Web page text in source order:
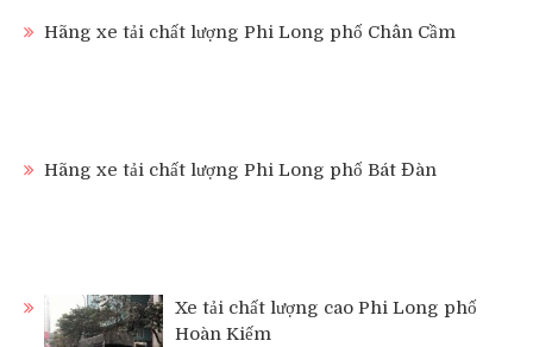
Hãng xe tải chất lượng Phi Long phố Chân Cầm
Hãng xe tải chất lượng Phi Long phố Bát Đàn
Xe tải chất lượng cao Phi Long phố
Hoàn Kiếm